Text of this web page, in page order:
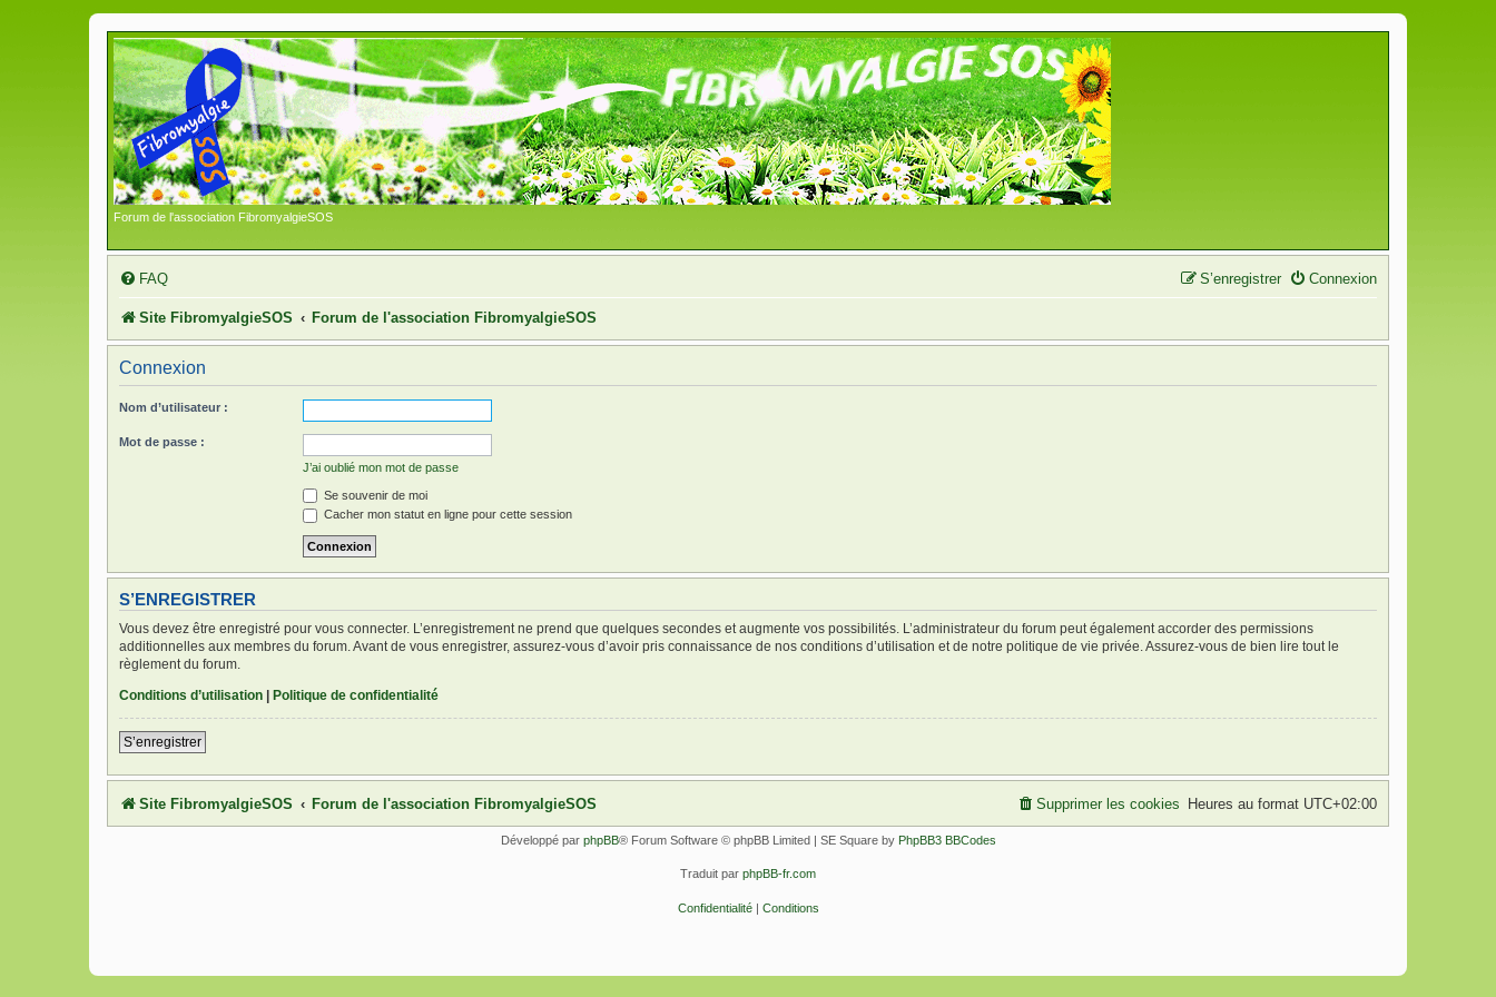
Forum de l'association FibromyalgieSOS
FAQ Connexion
S’enregistrer
Site FibromyalgieSOS Forum de l'association FibromyalgieSOS
Connexion
Nom d’utilisateur :
Mot de passe :
J’ai oublié mon mot de passe
Se souvenir de moi
Cacher mon statut en ligne pour cette session
S’ENREGISTRER
Vous devez être enregistré pour vous connecter. L’enregistrement ne prend que quelques secondes et augmente vos possibilités. L’administrateur du forum peut également accorder des permissions
additionnelles aux membres du forum. Avant de vous enregistrer, assurez-vous d’avoir pris connaissance de nos conditions d’utilisation et de notre politique de vie privée. Assurez-vous de bien lire tout le
règlement du forum.
Conditions d’utilisation | Politique de confidentialité
S’enregistrer
Site FibromyalgieSOS Forum de l'association FibromyalgieSOS Heures au format UTC+02:00
Supprimer les cookies
Développé par phpBB® Forum Software © phpBB Limited | SE Square by PhpBB3 BBCodes
Traduit par phpBB-fr.com
Confidentialité| Conditions